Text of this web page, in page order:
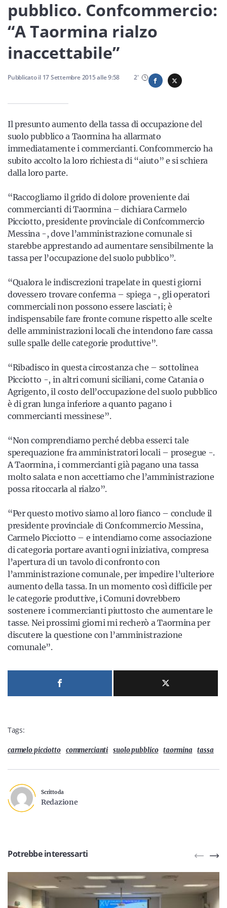
Servizi
nostra newsletter
Iscriviti
pubblico. Confcommercio:
“A Taormina rialzo
inaccettabile”
Pubblicato il 17 Settembre 2015alle9:58 2'
Il presunto aumento della tassa di occupazione del
suolo pubblico a Taormina ha allarmato
immediatamente i commercianti. Confcommercio ha
subito accolto la loro richiesta di “aiuto” e si schiera
dalla loro parte.
“Raccogliamo il grido di dolore proveniente dai
commercianti di Taormina – dichiara Carmelo
Picciotto, presidente provinciale di Confcommercio
Messina -, dove l’amministrazione comunale si
starebbe apprestando ad aumentare sensibilmente la
tassa per l’occupazione del suolo pubblico”.
“Qualora le indiscrezioni trapelate in questi giorni
dovessero trovare conferma – spiega -, gli operatori
commerciali non possono essere lasciati; è
indispensabile fare fronte comune rispetto alle scelte
delle amministrazioni locali che intendono fare cassa
sulle spalle delle categorie produttive”.
“Ribadisco in questa circostanza che – sottolinea
Picciotto -, in altri comuni siciliani, come Catania o
Agrigento, il costo dell’occupazione del suolo pubblico
è di gran lunga inferiore a quanto pagano i
commercianti messinese”.
“Non comprendiamo perché debba esserci tale
sperequazione fra amministratori locali – prosegue -.
A Taormina, i commercianti già pagano una tassa
molto salata e non accettiamo che l’amministrazione
possa ritoccarla al rialzo”.
“Per questo motivo siamo al loro fianco – conclude il
presidente provinciale di Confcommercio Messina,
Carmelo Picciotto – e intendiamo come associazione
di categoria portare avanti ogni iniziativa, compresa
l’apertura di un tavolo di confronto con
l’amministrazione comunale, per impedire l’ulteriore
aumento della tassa. In un momento così difficile per
le categorie produttive, i Comuni dovrebbero
sostenere i commercianti piuttosto che aumentare le
tasse. Nei prossimi giorni mi recherò a Taormina per
discutere la questione con l’amministrazione
comunale”.
Tags:
carmelo picciotto commercianti suolo pubblico taormina tassa
Scritto da
Redazione
Potrebbe interessarti